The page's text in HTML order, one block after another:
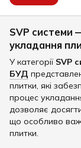
SVP системи
укладання
У категорії SVP
БУД
плитки, які
процес
дозволяє
що особливо
плитки.